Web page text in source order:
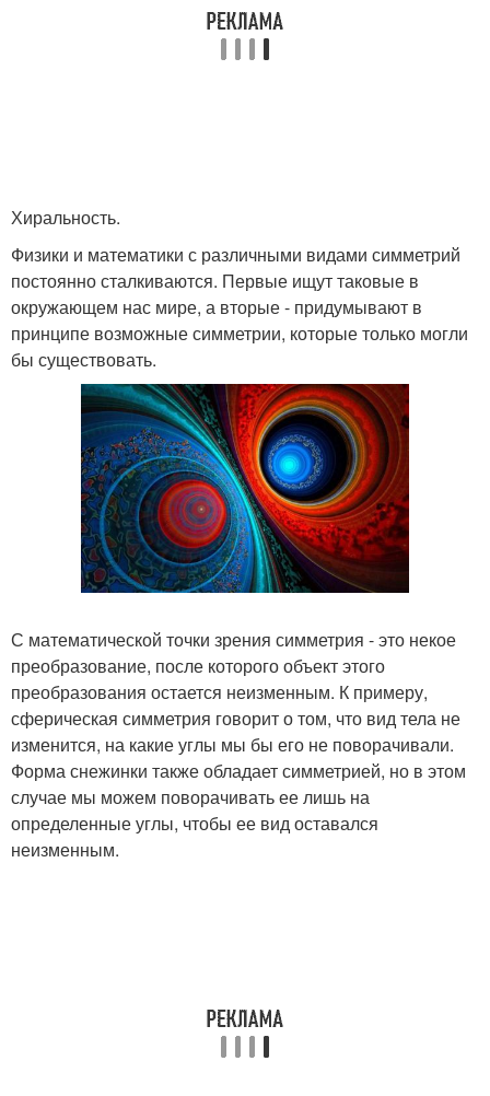
Хиральность.
Физики и математики с различными видами симметрий
постоянно сталкиваются. Первые ищут таковые в
окружающем нас мире, а вторые - придумывают в
принципе возможные симметрии, которые только могли
бы существовать.
С математической точки зрения симметрия - это некое
преобразование, после которого объект этого
преобразования остается неизменным. К примеру,
сферическая симметрия говорит о том, что вид тела не
изменится, на какие углы мы бы его не поворачивали.
Форма снежинки также обладает симметрией, но в этом
случае мы можем поворачивать ее лишь на
определенные углы, чтобы ее вид оставался
неизменным.